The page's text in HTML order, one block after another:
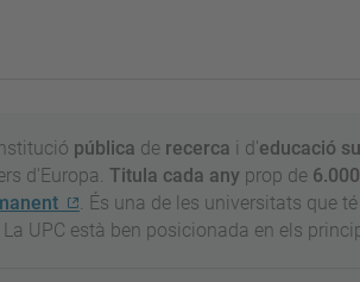
pública de recerca i d'educació
d'Europa. Titula cada any prop de
. És una de les universitats que
La UPC està ben posicionada en els